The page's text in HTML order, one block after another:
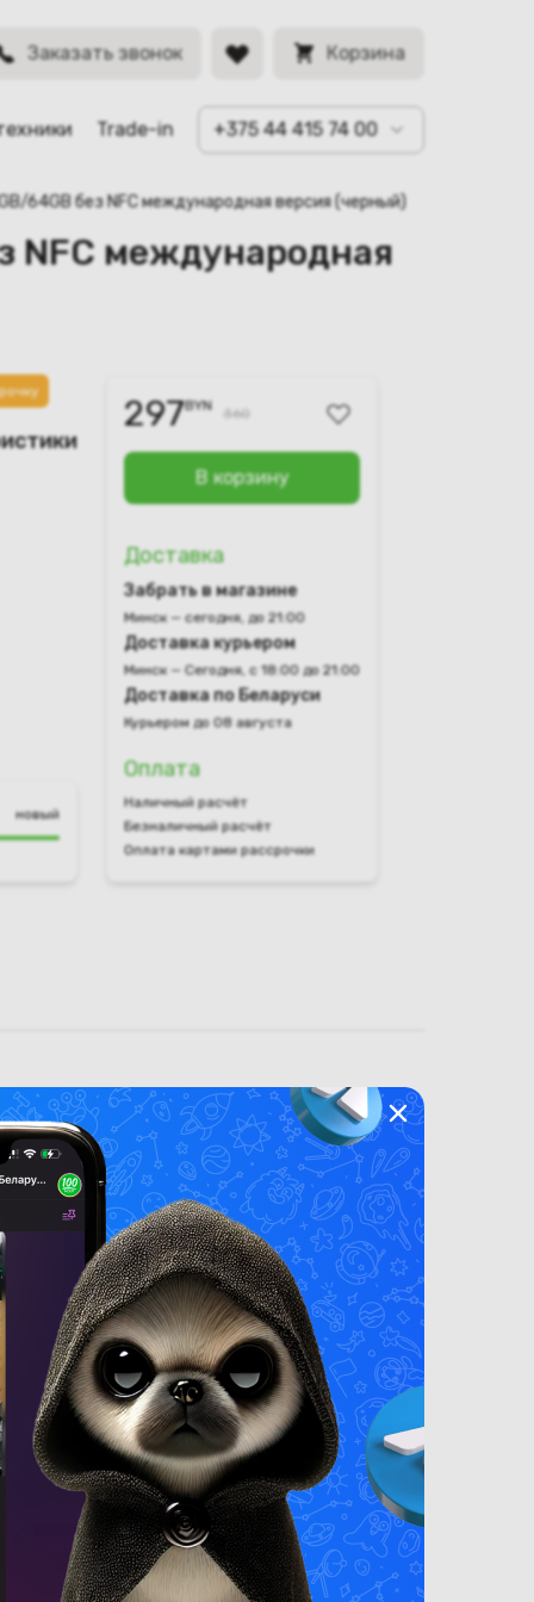
Заказать звонок Корзина
Trade-in +375 44 415 74 00
64GB без NFC международная версия (черный)
NFC международная
новый
297BYN 360
В корзину
Доставка
Забрать в магазине
Минск — сегодня, до 21:00
Доставка курьером
Минск — Сегодня, с 18:00 до 21:00
Доставка по Беларуси
Курьером до 08 августа
Оплата
Наличный расчёт
Безналичный расчёт
Оплата картами рассрочки